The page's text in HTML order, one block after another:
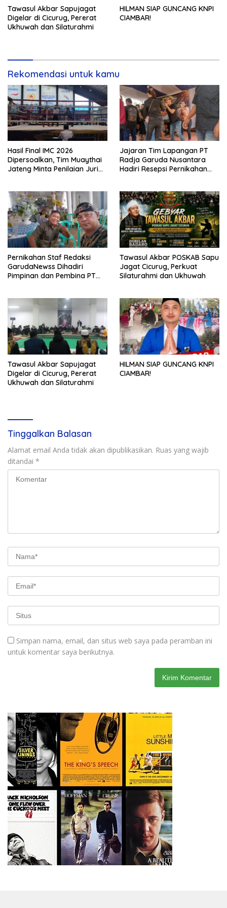
Tawasul Akbar Sapujagat
Digelar di Cicurug, Pererat
Ukhuwah dan Silaturahmi
HILMAN SIAP GUNCANG KNPI
CIAMBAR!
Rekomendasi untuk kamu
Hasil Final IMC 2026
Dipersoalkan, Tim Muaythai
Jateng Minta Penilaian Juri
Jajaran Tim Lapangan PT
Radja Garuda Nusantara
Hadiri Resepsi Pernikahan
Pernikahan Staf Redaksi
GarudaNewss Dihadiri
Pimpinan dan Pembina PT
Tawasul Akbar POSKAB Sapu
Jagat Cicurug, Perkuat
Silaturahmi dan Ukhuwah
Tawasul Akbar Sapujagat
Digelar di Cicurug, Pererat
Ukhuwah dan Silaturahmi
HILMAN SIAP GUNCANG KNPI
CIAMBAR!
Tinggalkan Balasan
Alamat email Anda tidak akan dipublikasikan. Ruas yang wajib
ditandai *
Simpan nama, email, dan situs web saya pada peramban ini
untuk komentar saya berikutnya.